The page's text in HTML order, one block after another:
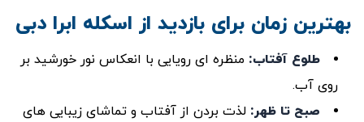
بهترین زمان برای بازدید از اسکله ابرا دبی
طلوع آفتاب: منظره ‌ای رویایی با انعکاس نور خورشید بر
روی آب.
صبح تا ظهر: لذت بردن از آفتاب و تماشای زیبایی‌ های